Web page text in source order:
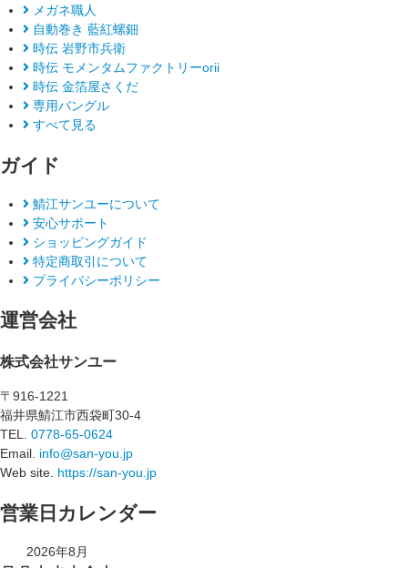
メガネ職人
自動巻き 藍紅螺鈿
時伝 岩野市兵衛
時伝 モメンタムファクトリーorii
時伝 金箔屋さくだ
専用バングル
すべて見る
ガイド
鯖江サンユーについて
安心サポート
ショッピングガイド
特定商取引について
プライバシーポリシー
運営会社
株式会社サンユー
〒916-1221
福井県鯖江市西袋町30-4
TEL. 0778-65-0624
Email. info@san-you.jp
Web site. https://san-you.jp
営業日カレンダー
2026年8月